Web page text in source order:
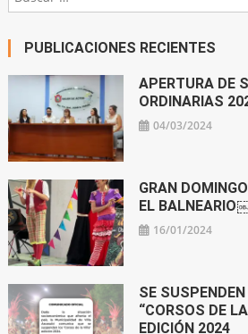
PUBLICACIONES RECIENTES
APERTURA DE
ORDINARIAS
04/03/2024
GRAN
EL
16/01/2024
SE
“CORSOS DE
EDICIÓN 2024